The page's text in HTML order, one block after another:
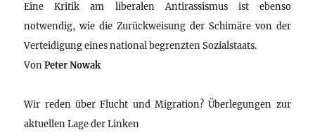
Eine Kritik am liberalen Antirassismus ist ebenso
notwendig, wie die Zurückweisung der Schimäre von der
Verteidigung eines national begrenzten Sozialstaats.
VonPeter Nowak
Wir reden über Flucht und Migration? Überlegungen zur
aktuellen Lage der Linken